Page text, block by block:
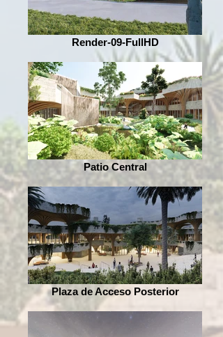
Render-09-FullHD
Patio Central
Plaza de Acceso Posterior